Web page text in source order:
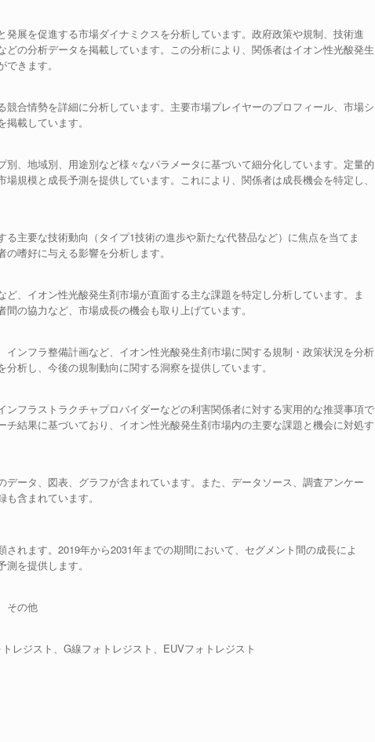
展を促進する市場ダイナミクスを分析しています。政府政策や規制、技術進
の分析データを掲載しています。この分析により、関係者はイオン性光酸発生
きます。
合情勢を詳細に分析しています。主要市場プレイヤーのプロフィール、市場シ
載しています。
、地域別、用途別など様々なパラメータに基づいて細分化しています。定量的
規模と成長予測を提供しています。これにより、関係者は成長機会を特定し、
主要な技術動向（タイプ1技術の進歩や新たな代替品など）に焦点を当てま
嗜好に与える影響を分析します。
、イオン性光酸発生剤市場が直面する主な課題を特定し分析しています。ま
の協力など、市場成長の機会も取り上げています。
ンフラ整備計画など、イオン性光酸発生剤市場に関する規制・政策状況を分析
析し、今後の規制動向に関する洞察を提供しています。
フラストラクチャプロバイダーなどの利害関係者に対する実用的な推奨事項で
結果に基づいており、イオン性光酸発生剤市場内の主要な課題と機会に対処す
ータ、図表、グラフが含まれています。また、データソース、調査アンケー
含まれています。
れます。2019年から2031年までの期間において、セグメント間の成長によ
を提供します。
その他
レジスト、G線フォトレジスト、EUVフォトレジスト